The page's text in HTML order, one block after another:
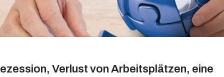
Verlust von Arbeitsplätzen, eine